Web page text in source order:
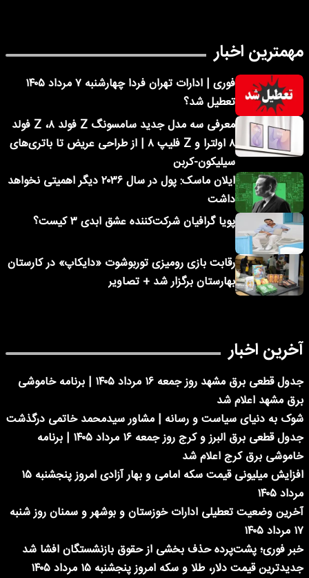
مهمترین اخبار
فوری | ادارات تهران فردا چهارشنبه ۷ مرداد ۱۴۰۵
تعطیل شد؟
معرفی سه مدل جدید سامسونگ Z فولد ۸، Z فولد
۸ اولترا و Z فلیپ ۸ | از طراحی عریض تا باتری‌های
سیلیکون-کربن
ایلان ماسک: پول در سال ۲۰۳۶ دیگر اهمیتی نخواهد
داشت
پویا گرافیان شرکت‌کننده عشق ابدی ۳ کیست؟
رقابت بازی رومیزی توربوشوت «دایکاپ» در کارستان
بهارستان برگزار شد + تصاویر
آخرین اخبار
جدول قطعی برق مشهد روز جمعه ۱۶ مرداد ۱۴۰۵ | برنامه خاموشی
برق مشهد اعلام شد
شوک به دنیای سیاست و رسانه | مشاور سیدمحمد خاتمی درگذشت
جدول قطعی برق البرز و کرج روز جمعه ۱۶ مرداد ۱۴۰۵ | برنامه
خاموشی برق کرج اعلام شد
افزایش میلیونی قیمت سکه امامی و بهار آزادی امروز پنجشنبه ۱۵
مرداد ۱۴۰۵
آخرین وضعیت تعطیلی ادارات خوزستان و بوشهر و سمنان روز شنبه
۱۷ مرداد ۱۴۰۵
خبر فوری؛ پشت‌پرده حذف بخشی از حقوق بازنشستگان افشا شد
جدیدترین قیمت دلار، طلا و سکه امروز پنجشنبه ۱۵ مرداد ۱۴۰۵